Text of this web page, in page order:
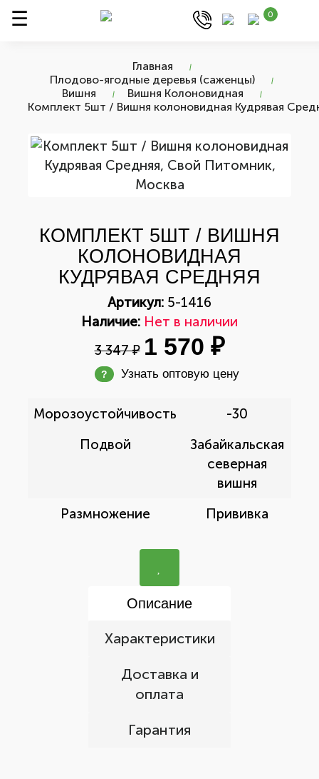
0
Главная
Плодово-ягодные деревья (саженцы)
Вишня
Вишня Колоновидная
Комплект 5шт / Вишня колоновидная Кудрявая
КОМПЛЕКТ 5ШТ / ВИШНЯ
КОЛОНОВИДНАЯ
КУДРЯВАЯ СРЕДНЯЯ
Артикул: 5-1416
Наличие: Нет в наличии
3 347 ₽ 1 570 ₽
? Узнать оптовую цену
Морозоустойчивость
-30
Подвой
Забайкальская
северная
вишня
Размножение
Прививка
Описание
Характеристики
Доставка и
оплата
Гарантия